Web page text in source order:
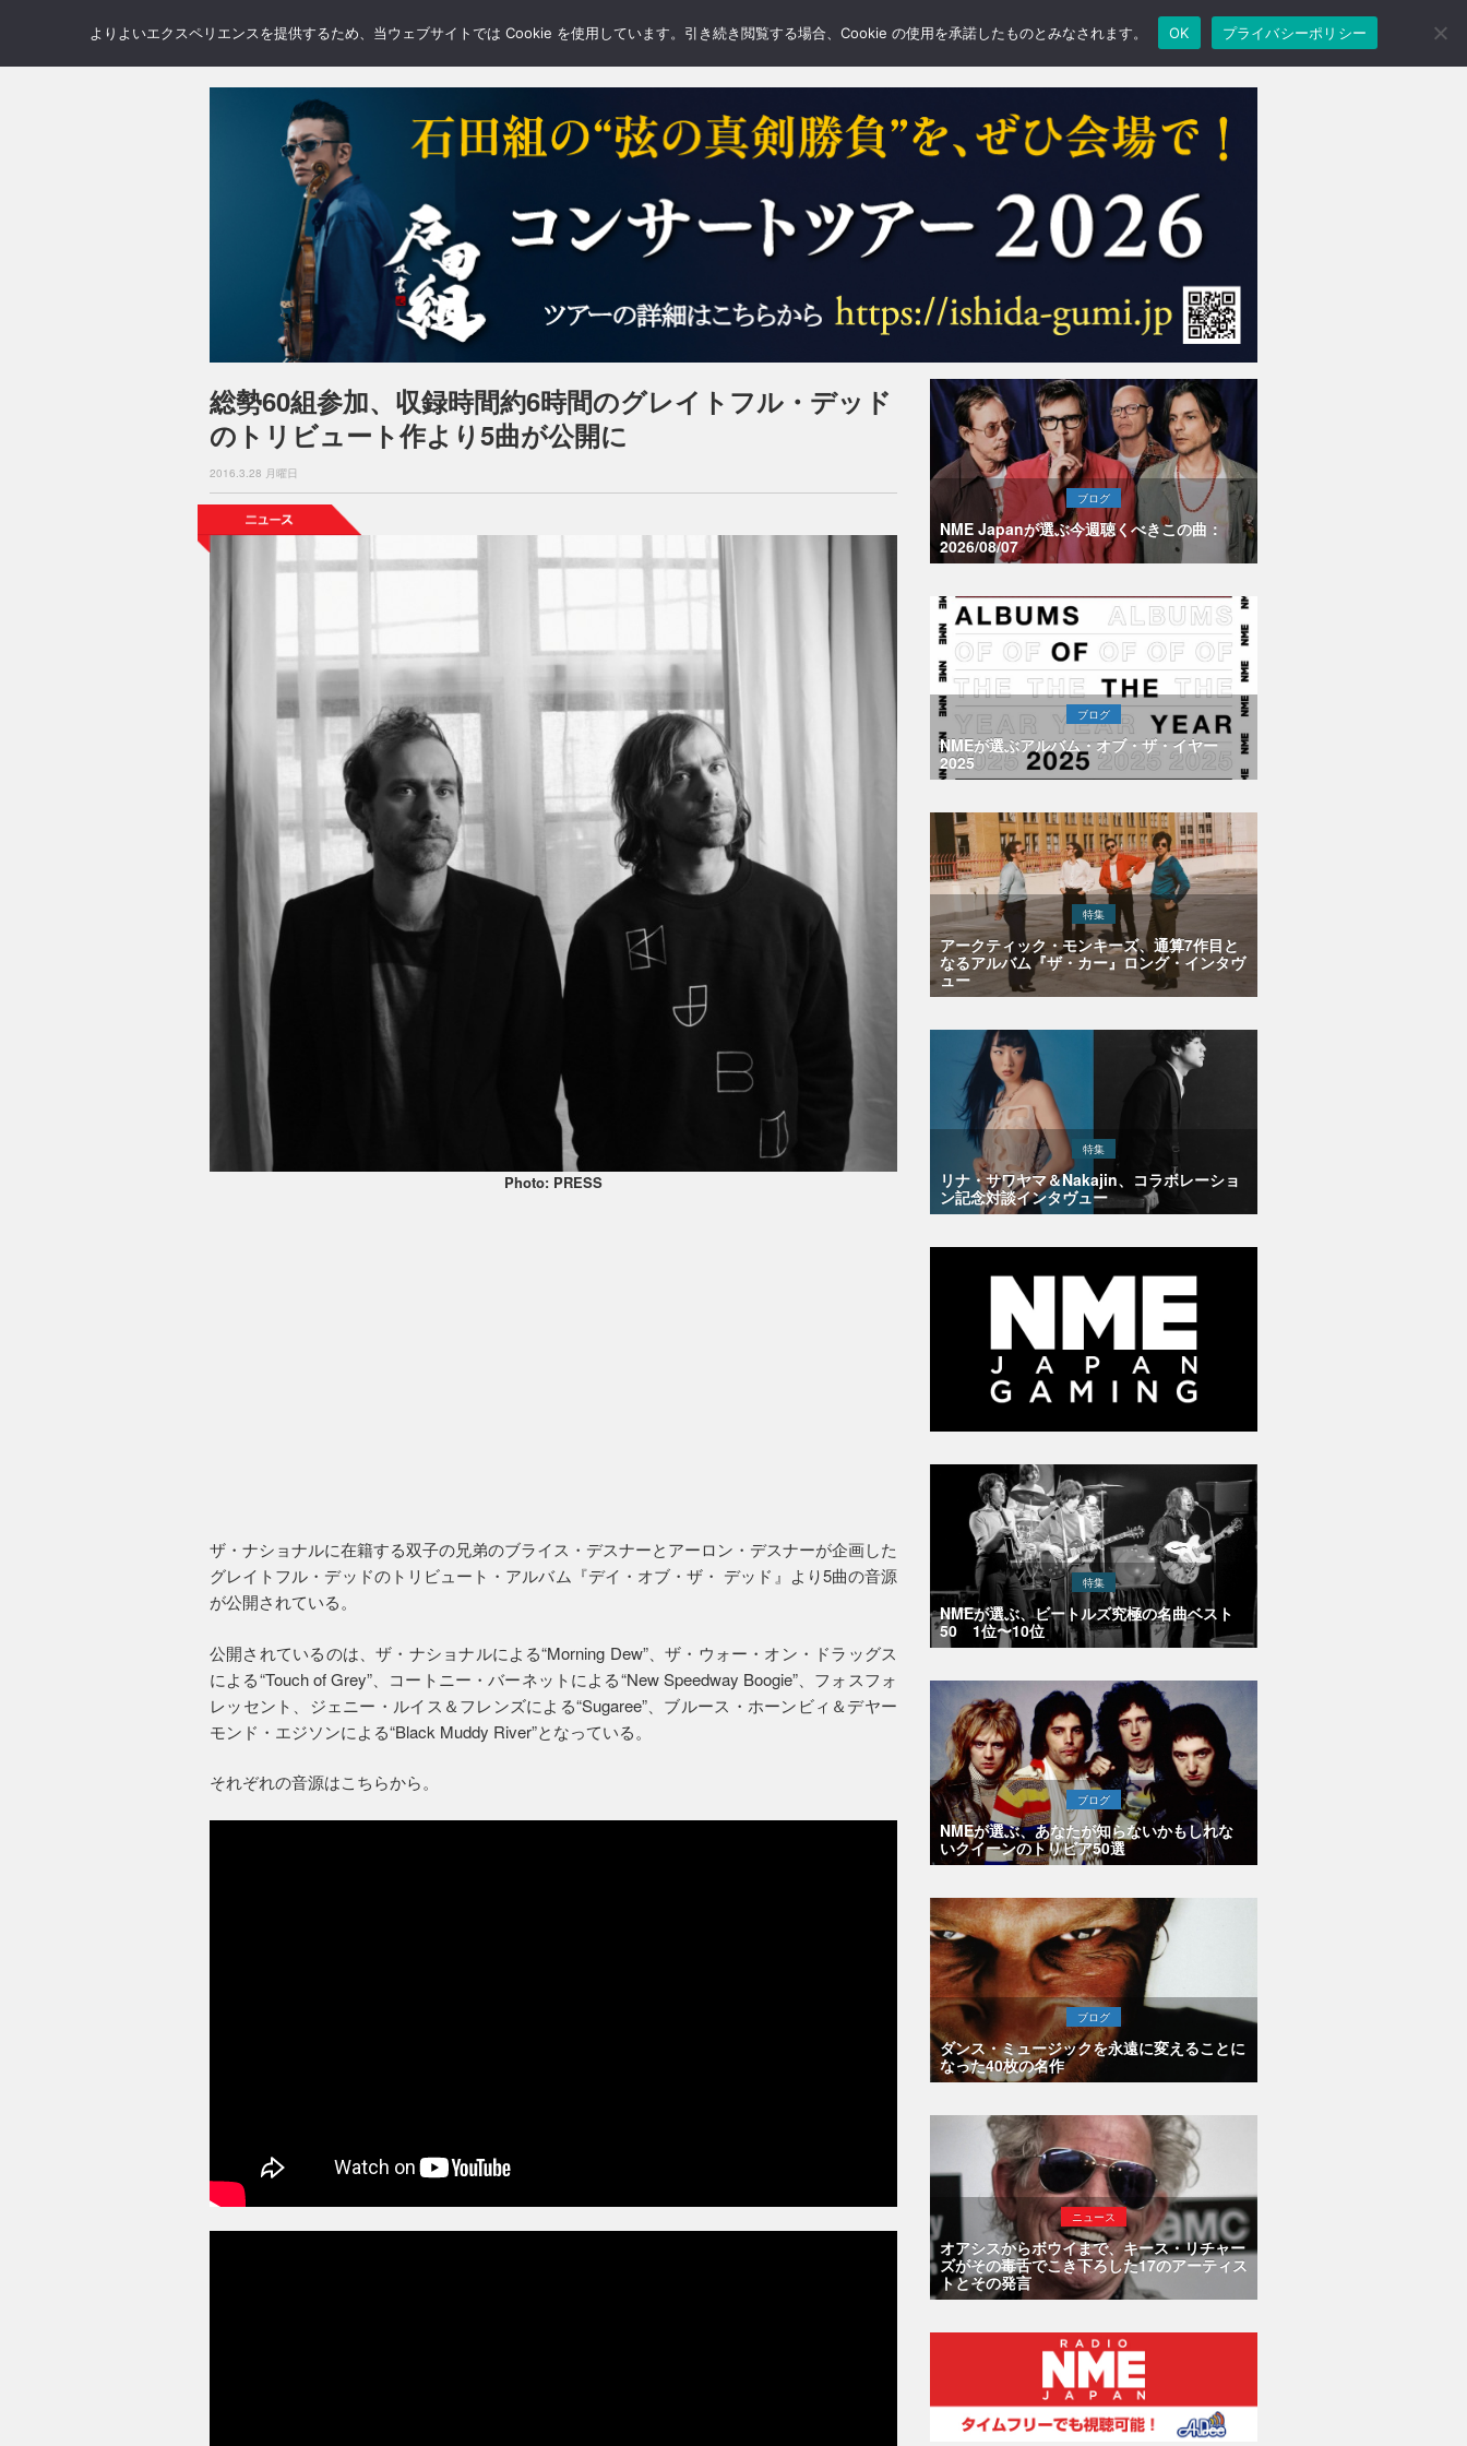
NEWS REVIEWS GALLERY BLOGS FEATURE
総勢60組参加、収録時間約6時間のグレイトフル・デッド
のトリビュート作より5曲が公開に
2016.3.28 月曜日
Photo: PRESS
ザ・ナショナルに在籍する双子の兄弟のブライス・デスナーとアーロン・デスナーが企画した
グレイトフル・デッドのトリビュート・アルバム『デイ・オブ・ザ・ デッド』より5曲の音源
が公開されている。
公開されているのは、ザ・ナショナルによる“Morning Dew”、ザ・ウォー・オン・ドラッグス
による“Touch of Grey”、コートニー・バーネットによる“New Speedway Boogie”、フォスフォ
レッセント、ジェニー・ルイス＆フレンズによる“Sugaree”、ブルース・ホーンビィ＆デヤー
モンド・エジソンによる“Black Muddy River”となっている。
それぞれの音源はこちらから。
ブログ
NME Japanが選ぶ今週聴くべきこの曲：
2026/08/07
ブログ
NMEが選ぶアルバム・オブ・ザ・イヤー
2025
特集
アークティック・モンキーズ、通算7作目と
なるアルバム『ザ・カー』ロング・インタヴ
ュー
特集
リナ・サワヤマ＆Nakajin、コラボレーショ
ン記念対談インタヴュー
特集
NMEが選ぶ、ビートルズ究極の名曲ベスト
50 1位〜10位
ブログ
NMEが選ぶ、あなたが知らないかもしれな
いクイーンのトリビア50選
ブログ
ダンス・ミュージックを永遠に変えることに
なった40枚の名作
ニュース
オアシスからボウイまで、キース・リチャー
ズがその毒舌でこき下ろした17のアーティス
トとその発言
よりよいエクスペリエンスを提供するため、当ウェブサイトでは Cookie を使用しています。引き続き閲覧する場合、Cookie の使用を承諾したものとみなされます。 OK プライバシーポリシー